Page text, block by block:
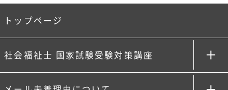
トップページ
社会福祉士 国家試験受験対策講座